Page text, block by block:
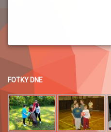
FOTKY DNE